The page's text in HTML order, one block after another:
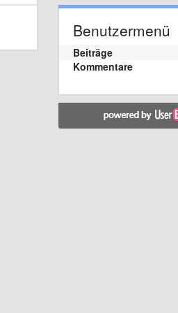
Benutzermenü
Beiträge
Kommentare